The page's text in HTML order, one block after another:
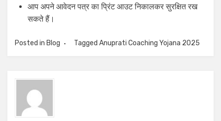
आप अपने आवेदन पत्र का प्रिंट आउट निकालकर सुरक्षित रख
सकते हैं।
Posted in Blog Tagged Anuprati Coaching Yojana 2025